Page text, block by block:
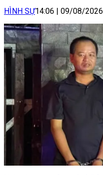
HÌNH SỰ14:06 09/08/2026